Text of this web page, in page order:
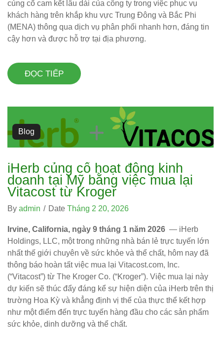
củng cố cam kết lâu dài của công ty trong việc phục vụ
khách hàng trên khắp khu vực Trung Đông và Bắc Phi
(MENA) thông qua dịch vụ phân phối nhanh hơn, đáng tin
cậy hơn và được hỗ trợ tại địa phương.
ĐỌC TIẾP
Blog
iHerb củng cố hoạt động kinh
doanh tại Mỹ bằng việc mua lại
Vitacost từ Kroger
By admin / Date Tháng 2 20, 2026
Irvine, California, ngày 9 tháng 1 năm 2026 — iHerb
Holdings, LLC, một trong những nhà bán lẻ trực tuyến lớn
nhất thế giới chuyên về sức khỏe và thể chất, hôm nay đã
thông báo hoàn tất việc mua lại Vitacost.com, Inc.
(“Vitacost”) từ The Kroger Co. (“Kroger”). Việc mua lại này
dự kiến ​​sẽ thúc đẩy đáng kể sự hiện diện của iHerb trên thị
trường Hoa Kỳ và khẳng định vị thế của thực thể kết hợp
như một điểm đến trực tuyến hàng đầu cho các sản phẩm
sức khỏe, dinh dưỡng và thể chất.